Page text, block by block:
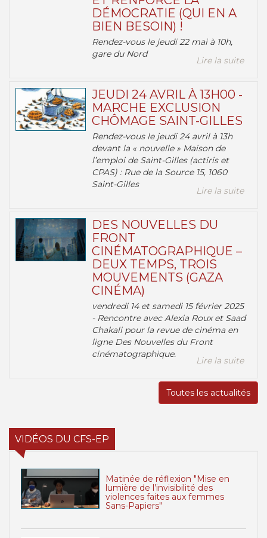
DÉMOCRATIE (QUI EN A
BIEN BESOIN) !
Rendez-vous le jeudi 22 mai à 10h,
gare du Nord
Lire la suite
JEUDI 24 AVRIL À 13H00 -
MARCHE EXCLUSION
CHÔMAGE SAINT-GILLES
Rendez-vous le jeudi 24 avril à 13h
devant la « nouvelle » Maison de
l’emploi de Saint-Gilles (actiris et
CPAS) : Rue de la Source 15, 1060
Saint-Gilles
Lire la suite
DES NOUVELLES DU
FRONT
CINÉMATOGRAPHIQUE –
DEUX TEMPS, TROIS
MOUVEMENTS (GAZA
CINÉMA)
vendredi 14 et samedi 15 février 2025
- Rencontre avec Alexia Roux et Saad
Chakali pour la revue de cinéma en
ligne Des Nouvelles du Front
cinématographique.
Lire la suite
Toutes les actualités
VIDÉOS DU CFS-EP
Matinée de réflexion "Mise en
lumière de l’invisibilité des
violences faites aux femmes
Sans-Papiers"